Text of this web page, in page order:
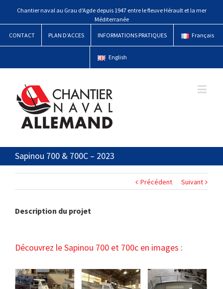
Chantier naval au Grau d'Agde depuis 1947 entre le fleuve Hérault et la mer
Méditerranée
CONTACT PLAN D’ACCES INFORMATIONS PRATIQUES Français
English
Sapinou 700 & 700C – 2023
Précédent Suivant
Description du projet
Découvrez le Sapinou 700 et 700c en images :